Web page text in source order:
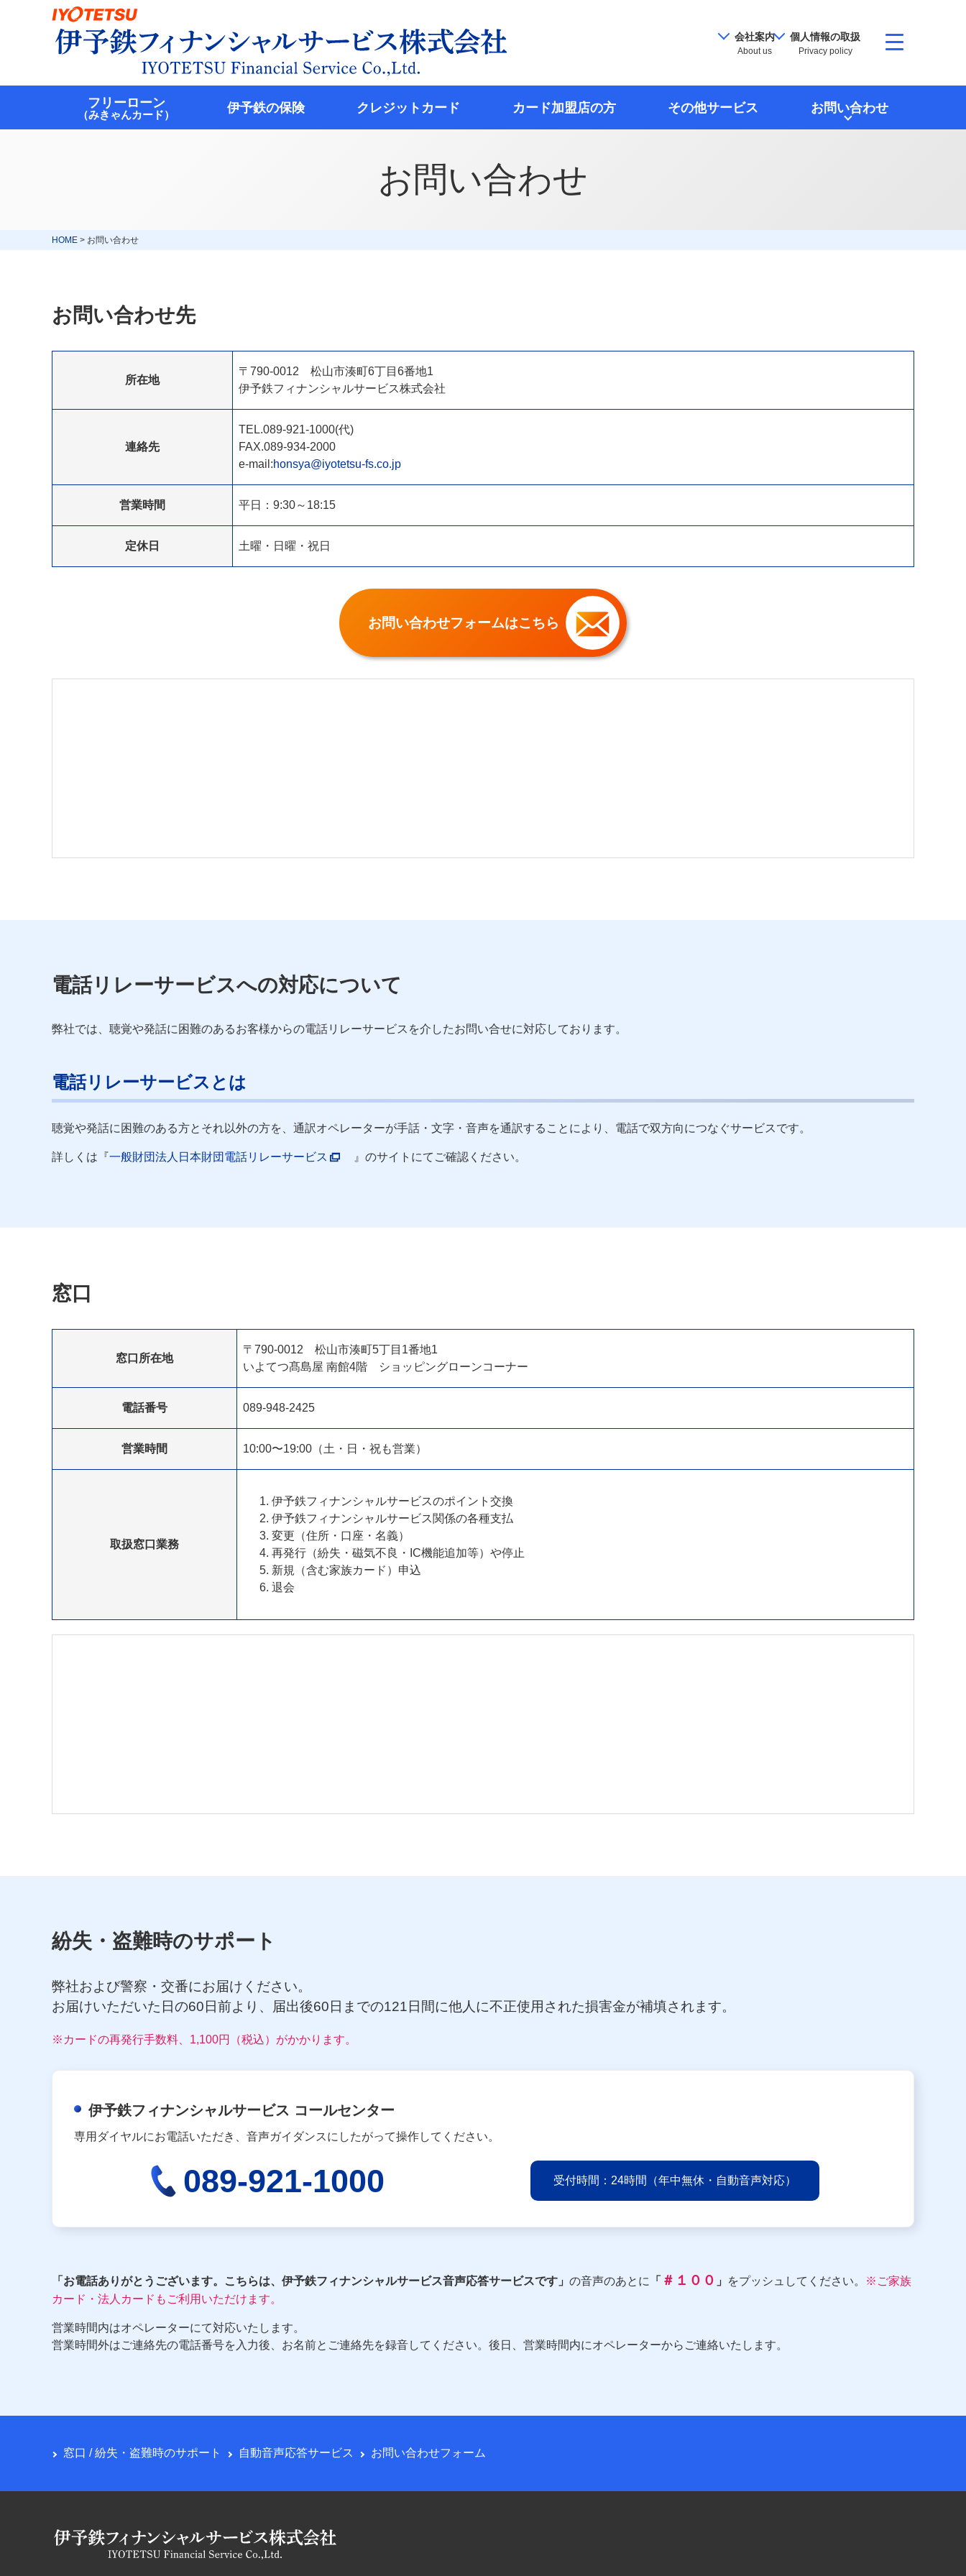
会社案内
About us
個人情報の取扱
Privacy policy
フリーローン
（みきゃんカード） 伊予鉄の保険 クレジットカード カード加盟店の方 その他サービス お問い合わせ
お問い合わせ
HOME > お問い合わせ
お問い合わせ先
所在地
〒790-0012 松山市湊町6丁目6番地1
伊予鉄フィナンシャルサービス株式会社
連絡先
TEL.089-921-1000(代)
FAX.089-934-2000
e-mail:honsya@iyotetsu-fs.co.jp
営業時間 平日：9:30～18:15
定休日 土曜・日曜・祝日
お問い合わせフォームはこちら
電話リレーサービスへの対応について
弊社では、聴覚や発話に困難のあるお客様からの電話リレーサービスを介したお問い合せに対応しております。
電話リレーサービスとは
聴覚や発話に困難のある方とそれ以外の方を、通訳オペレーターが手話・文字・音声を通訳することにより、電話で双方向につなぐサービスです。
詳しくは『一般財団法人日本財団電話リレーサービス 』のサイトにてご確認ください。
窓口
窓口所在地
〒790-0012 松山市湊町5丁目1番地1
いよてつ髙島屋 南館4階 ショッピングローンコーナー
電話番号 089-948-2425
営業時間 10:00〜19:00（土・日・祝も営業）
取扱窓口業務
伊予鉄フィナンシャルサービスのポイント交換
伊予鉄フィナンシャルサービス関係の各種支払
変更（住所・口座・名義）
再発行（紛失・磁気不良・IC機能追加等）や停止
新規（含む家族カード）申込
退会
紛失・盗難時のサポート
弊社および警察・交番にお届けください。
お届けいただいた日の60日前より、届出後60日までの121日間に他人に不正使用された損害金が補填されます。
※カードの再発行手数料、1,100円（税込）がかかります。
伊予鉄フィナンシャルサービス コールセンター
専用ダイヤルにお電話いただき、音声ガイダンスにしたがって操作してください。
089-921-1000 受付時間：24時間（年中無休・自動音声対応）
「お電話ありがとうございます。こちらは、伊予鉄フィナンシャルサービス音声応答サービスです」 の音声のあとに 「 ＃１００ 」 をプッシュしてください。
※ご家族
カード・法人カードもご利用いただけます。
営業時間内はオペレーターにて対応いたします。
営業時間外はご連絡先の電話番号を入力後、お名前とご連絡先を録音してください。後日、営業時間内にオペレーターからご連絡いたします。
窓口 / 紛失・盗難時のサポート 自動音声応答サービス お問い合わせフォーム